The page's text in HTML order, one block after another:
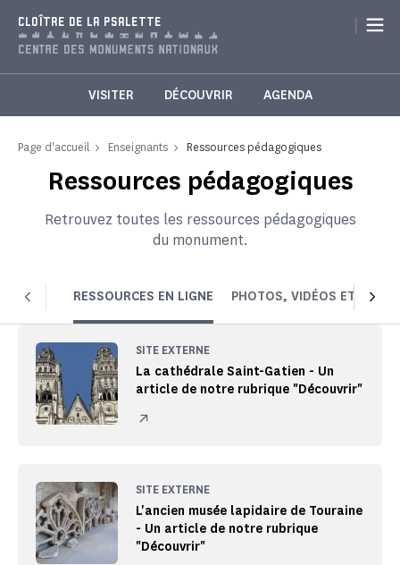
CLOÎTRE DE LA PSALETTE |
VISITER DÉCOUVRIR AGENDA
Page d'accueil Enseignants Ressources pédagogiques
Ressources pédagogiques
Retrouvez toutes les ressources pédagogiques
du monument.
RESSOURCES EN LIGNE PHOTOS, VIDÉOS ET
La cathédrale Saint-Gatien - Un
article de notre rubrique "Découvrir"
SITE EXTERNE
L'ancien musée lapidaire de Touraine
- Un article de notre rubrique
"Découvrir"
SITE EXTERNE